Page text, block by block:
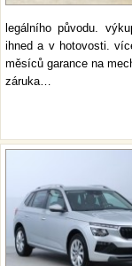
legálního původu.
ihned a v hotovosti.
měsíců garance na
záruka…